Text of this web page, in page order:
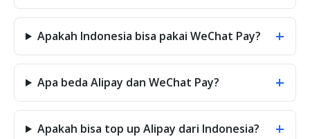
Apakah Indonesia bisa pakai WeChat Pay? +
Apa beda Alipay dan WeChat Pay? +
Apakah bisa top up Alipay dari Indonesia? +